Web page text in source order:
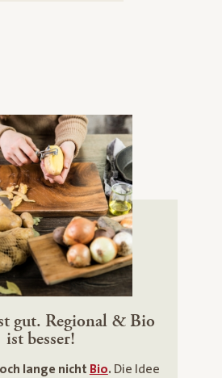
gut. Regional & Bio
ist besser!
lange nicht Bio. Die Idee